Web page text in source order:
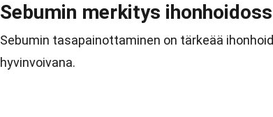
Sebumin merkitys
Sebumin tasapainottaminen on tärkeää
hyvinvoivana.